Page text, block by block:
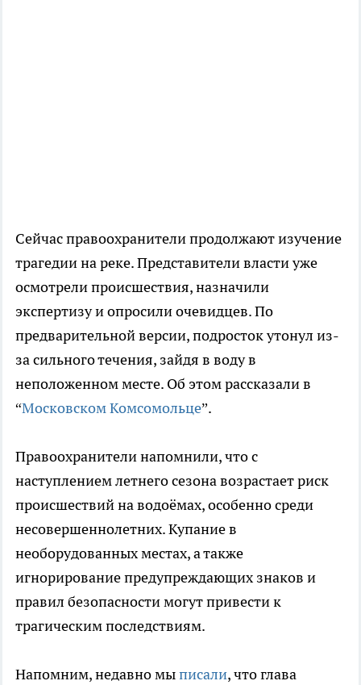
Сейчас правоохранители продолжают изучение
трагедии на реке. Представители власти уже
осмотрели происшествия, назначили
экспертизу и опросили очевидцев. По
предварительной версии, подросток утонул из-
за сильного течения, зайдя в воду в
неположенном месте. Об этом рассказали в
“Московском Комсомольце”.
Правоохранители напомнили, что с
наступлением летнего сезона возрастает риск
происшествий на водоёмах, особенно среди
несовершеннолетних. Купание в
необорудованных местах, а также
игнорирование предупреждающих знаков и
правил безопасности могут привести к
трагическим последствиям.
Напомним, недавно мыписали, что глава